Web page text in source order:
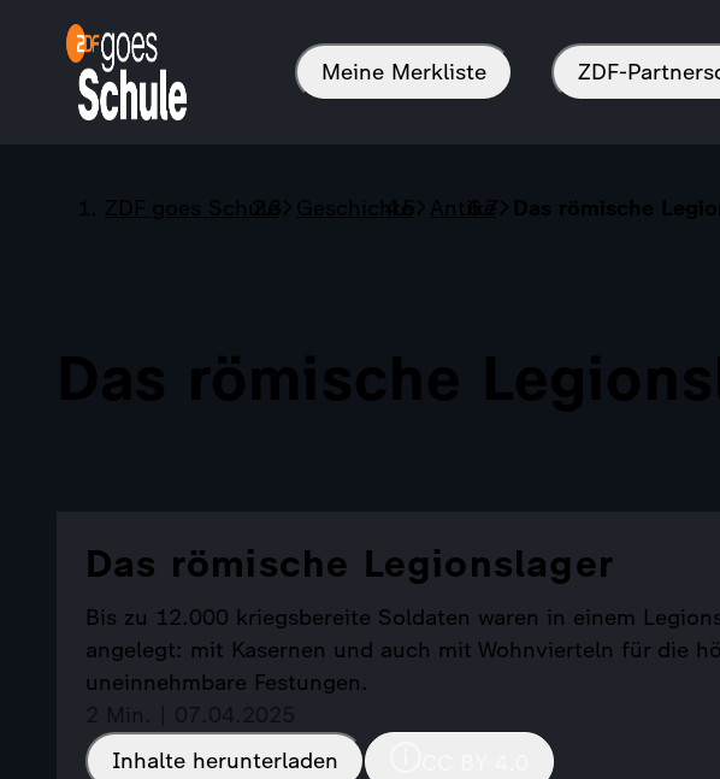
Meine Merkliste ZDF-
ZDF goes Schule Geschichte Antike Das römische
Das römische
Das römische Legionslager
Bis zu 12.000 kriegsbereite Soldaten waren in einem
angelegt: mit Kasernen und auch mit Wohnvierteln für die
uneinnehmbare Festungen.
2 Min. | 07.04.2025
Inhalte herunterladen